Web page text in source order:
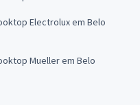
Electrolux em Belo
Mueller em Belo